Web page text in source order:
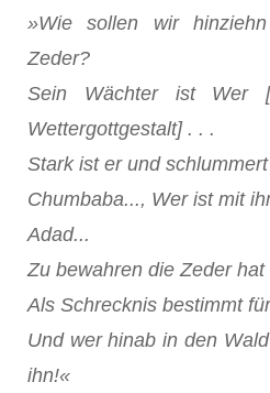
»Wie sollen wir
Zeder?
Sein Wächter ist Wer
Wettergottgestalt] . . .
Stark ist er und
Chumbaba..., Wer ist mit
Adad...
Zu bewahren die Zeder hat
Als Schrecknis bestimmt
Und wer hinab in den
ihn!«